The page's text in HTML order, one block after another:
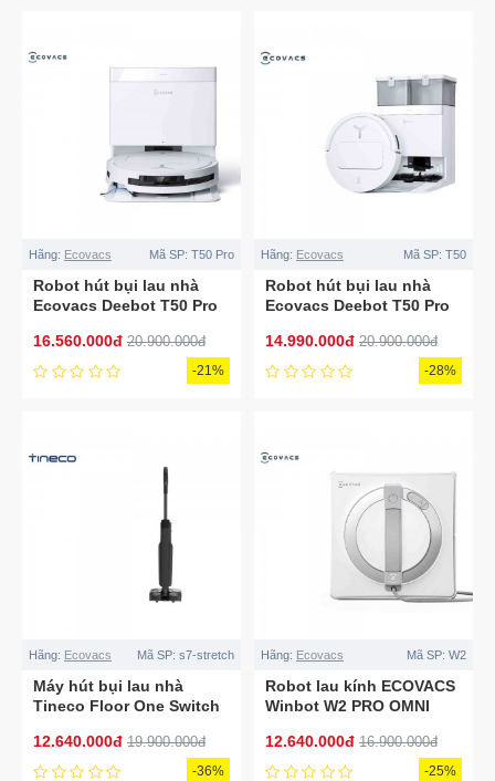
Hãng: Ecovacs Mã SP: T50 Pro
Robot hút bụi lau nhà
Ecovacs Deebot T50 Pro
16.560.000đ 20.900.000đ
-21%
Hãng: Ecovacs Mã SP: T50
Robot hút bụi lau nhà
Ecovacs Deebot T50 Pro
14.990.000đ 20.900.000đ
-28%
Hãng: Ecovacs Mã SP: s7-stretch
Máy hút bụi lau nhà
Tineco Floor One Switch
12.640.000đ 19.900.000đ
-36%
Hãng: Ecovacs Mã SP: W2
Robot lau kính ECOVACS
Winbot W2 PRO OMNI
12.640.000đ 16.900.000đ
-25%